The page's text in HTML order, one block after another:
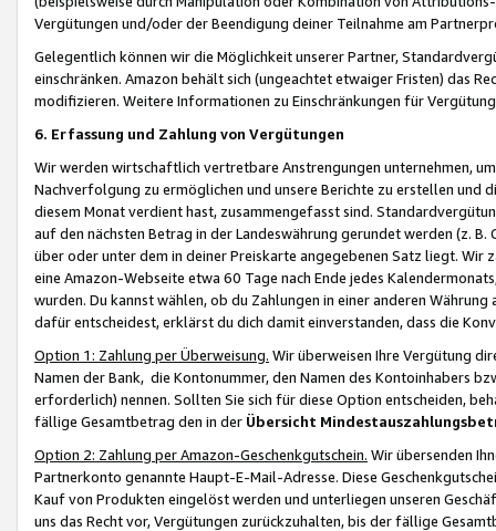
Vergütungen und/oder der Beendigung deiner Teilnahme am
Gelegentlich können wir die Möglichkeit unserer Partner,
einschränken. Amazon behält sich (ungeachtet etwaiger Fristen) das
modifizieren. Weitere Informationen zu Einschränkungen für
6. Erfassung und Zahlung von Vergütungen
Wir werden wirtschaftlich vertretbare Anstrengungen unternehmen,
Nachverfolgung zu ermöglichen und unsere Berichte zu erstellen und
diesem Monat verdient hast, zusammengefasst sind.
auf den nächsten Betrag in der Landeswährung gerundet werden (z.
über oder unter dem in deiner Preiskarte angegebenen Satz liegt.
eine Amazon-Webseite etwa 60 Tage nach Ende jedes
wurden. Du kannst wählen, ob du Zahlungen in einer anderen
dafür entscheidest, erklärst du dich damit einverstanden, dass die
Option 1: Zahlung per Überweisung. Wir überweisen Ihre Vergütung
Namen der Bank, die Kontonummer, den Namen des Kontoinhabers
erforderlich) nennen. Sollten Sie sich für diese Option entscheiden,
fällige Gesamtbetrag den in der Übersicht
Option 2: Zahlung per Amazon-Geschenkgutschein. Wir übersenden
Partnerkonto genannte Haupt-E-Mail-Adresse. Diese
Kauf von Produkten eingelöst werden und unterliegen unseren
uns das Recht vor, Vergütungen zurückzuhalten, bis der fällige